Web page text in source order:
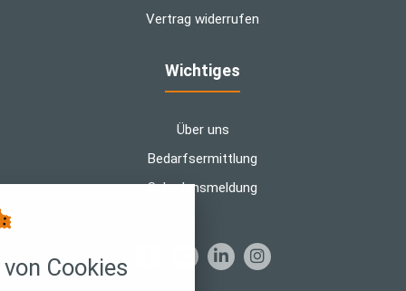
Vertrag widerrufen
Wichtiges
Über uns
Bedarfsermittlung
Schadensmeldung
Cookies
alle verwendeten Cookies und